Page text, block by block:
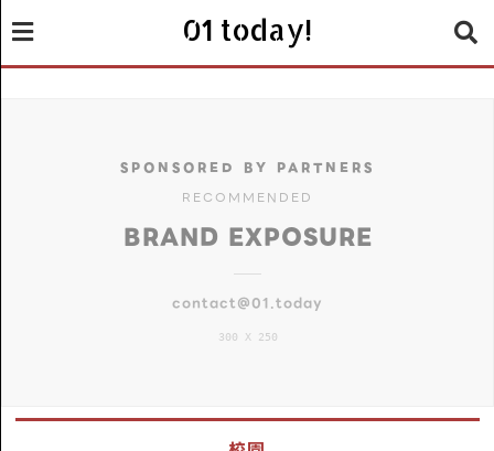
01 today!
SPONSORED BY PARTNERS
RECOMMENDED
BRAND EXPOSURE
contact@01.today
300 X 250